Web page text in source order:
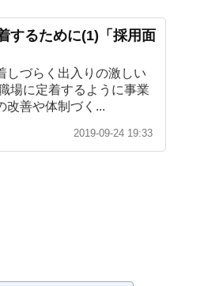
するために(1)「採用面
しづらく出入りの激しい
場に定着するように事業
改善や体制づく...
2019-09-24 19:33